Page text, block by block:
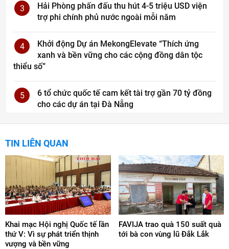
3
Hải Phòng phấn đấu thu hút 4-5 triệu USD viện
trợ phi chính phủ nước ngoài mỗi năm
4
Khởi động Dự án MekongElevate “Thích ứng
xanh và bền vững cho các cộng đồng dân tộc
thiểu số”
5
6 tổ chức quốc tế cam kết tài trợ gần 70 tỷ đồng
cho các dự án tại Đà Nẵng
TIN LIÊN QUAN
Khai mạc Hội nghị Quốc tế lần
thứ V: Vì sự phát triển thịnh
vượng và bền vững
FAVIJA trao quà 150 suất quà
tới bà con vùng lũ Đắk Lắk